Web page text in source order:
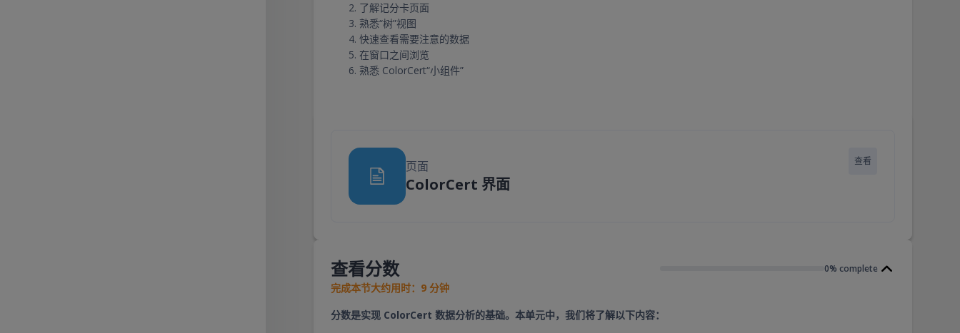
了解记分卡页面
熟悉“树”视图
快速查看需要注意的数据
在窗口之间浏览
熟悉 ColorCert“小组件”
页面
ColorCert 界面网页
查看
查看分数 0% complete
完成本节大约用时：9 分钟
分数是实现 ColorCert 数据分析的基础。本单元中，我们将了解以下内容：